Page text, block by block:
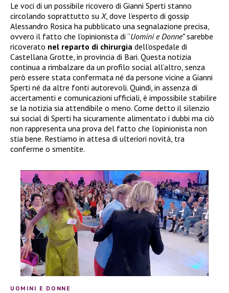
Le voci di un possibile ricovero di Gianni Sperti stanno
circolando soprattutto su X, dove l’esperto di gossip
Alessandro Rosica ha pubblicato una segnalazione precisa,
ovvero il fatto che l’opinionista di “Uomini e Donne”sarebbe
ricoverato nel reparto di chirurgia dell’ospedale di
Castellana Grotte, in provincia di Bari. Questa notizia
continua a rimbalzare da un profilo social all’altro, senza
però essere stata confermata né da persone vicine a Gianni
Sperti né da altre fonti autorevoli. Quindi, in assenza di
accertamenti e comunicazioni ufficiali, è impossibile stabilire
se la notizia sia attendibile o meno. Come detto il silenzio
sui social di Sperti ha sicuramente alimentato i dubbi ma ciò
non rappresenta una prova del fatto che l’opinionista non
stia bene. Restiamo in attesa di ulteriori novità, tra
conferme o smentite.
UOMINI E DONNE